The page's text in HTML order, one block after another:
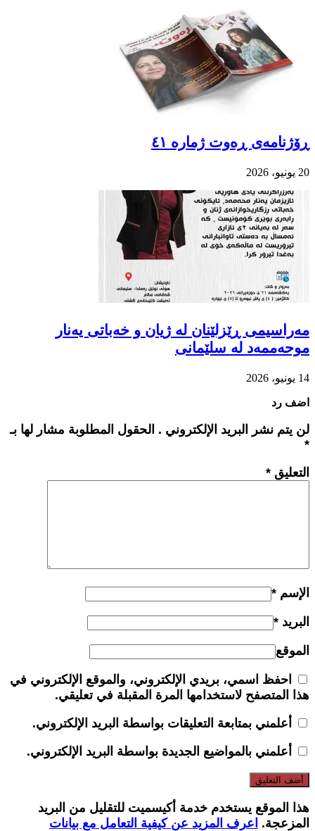
ڕۆژنامەی ڕەوت ژمارە ٤١
20 يونيو، 2026
مەراسیمی ڕێزلێنان لە ژیان و خەباتی یەنار
موحەممەد لە سلێمانی
14 يونيو، 2026
اضف رد
لن يتم نشر البريد الإلكتروني . الحقول المطلوبة مشار لها بـ
*
التعليق *
الإسم *
البريد *
الموقع
احفظ اسمي، بريدي الإلكتروني، والموقع الإلكتروني في
هذا المتصفح لاستخدامها المرة المقبلة في تعليقي.
أعلمني بمتابعة التعليقات بواسطة البريد الإلكتروني.
أعلمني بالمواضيع الجديدة بواسطة البريد الإلكتروني.
هذا الموقع يستخدم خدمة أكيسميت للتقليل من البريد
المزعجة. اعرف المزيد عن كيفية التعامل مع بيانات